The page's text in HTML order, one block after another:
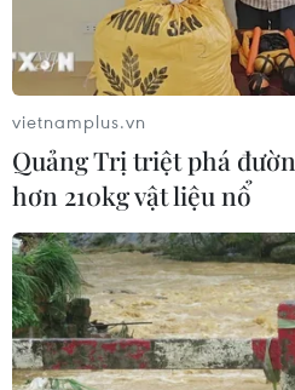
vietnamplus.vn
Quảng Trị triệt phá
hơn 210kg vật liệu nổ